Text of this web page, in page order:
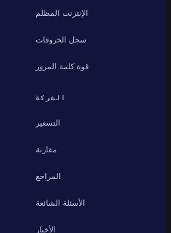
الإنترنت المظلم
سجل الخروقات
قوة كلمة المرور
الشركة
التسعير
مقارنة
المراجع
الأسئلة الشائعة
الأخبار